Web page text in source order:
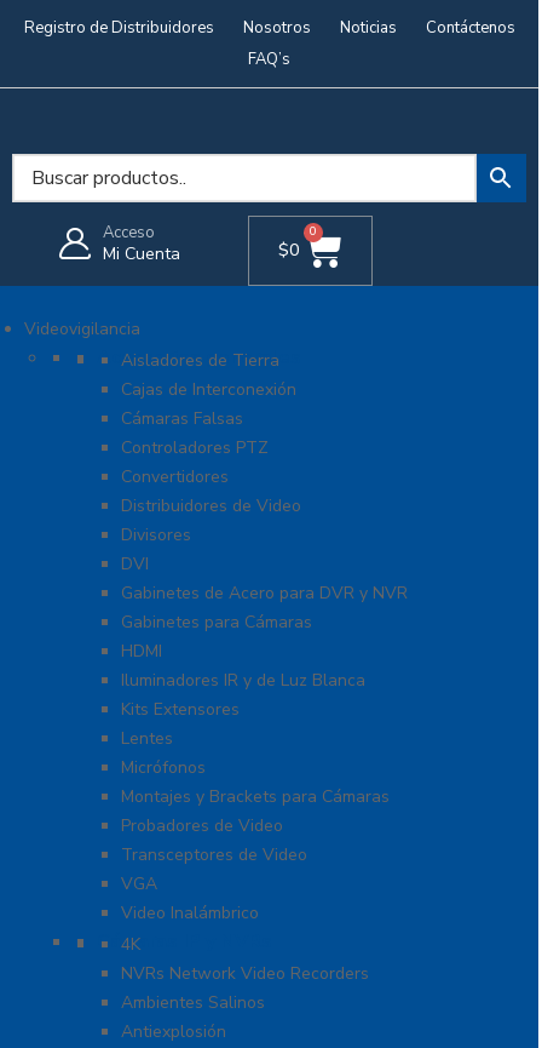
Registro de Distribuidores Nosotros Noticias
Contáctenos
FAQ’s
Acceso
Mi Cuenta $0
0
Videovigilancia
Accesorios generales
Aisladores de Tierra
Cajas de Interconexión
Cámaras Falsas
Controladores PTZ
Convertidores
Distribuidores de Video
Divisores
DVI
Gabinetes de Acero para DVR y NVR
Gabinetes para Cámaras
HDMI
Iluminadores IR y de Luz Blanca
Kits Extensores
Lentes
Micrófonos
Montajes y Brackets para Cámaras
Probadores de Video
Transceptores de Video
VGA
Video Inalámbrico
Cámaras IP y NVRs
4K
NVRs Network Video Recorders
Ambientes Salinos
Antiexplosión